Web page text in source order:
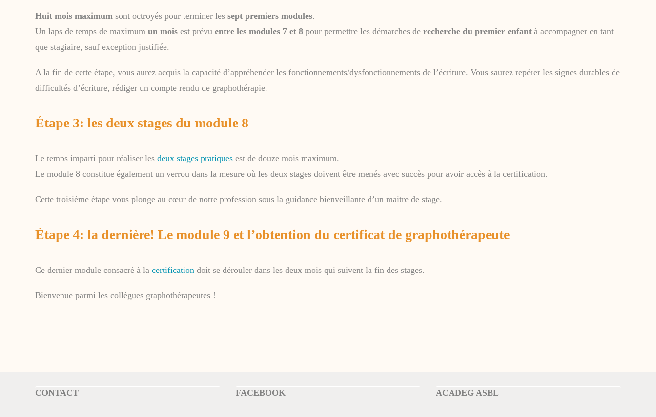
Huit mois maximum sont octroyés pour terminer les sept premiers modules.
Un laps de temps de maximum un mois est prévu entre les modules 7 et 8 pour permettre les démarches de recherche du premier enfant à accompagner en tant
que stagiaire, sauf exception justifiée.
A la fin de cette étape, vous aurez acquis la capacité d’appréhender les fonctionnements/dysfonctionnements de l’écriture. Vous saurez repérer les signes durables de
difficultés d’écriture, rédiger un compte rendu de graphothérapie.
Étape 3: les deux stages du module 8
Le temps imparti pour réaliser les deux stages pratiques est de douze mois maximum.
Le module 8 constitue également un verrou dans la mesure où les deux stages doivent être menés avec succès pour avoir accès à la certification.
Cette troisième étape vous plonge au cœur de notre profession sous la guidance bienveillante d’un maitre de stage.
Étape 4: la dernière! Le module 9 et l’obtention du certificat de graphothérapeute
Ce dernier module consacré à la certification doit se dérouler dans les deux mois qui suivent la fin des stages.
Bienvenue parmi les collègues graphothérapeutes !
CONTACT FACEBOOK ACADEG ASBL